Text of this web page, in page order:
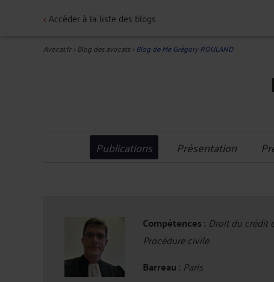
<Accéder à la liste des blogs
Avocat.fr>Blog des avocats>Blog de Me Grégory ROULAND
Publications Présentation
Compétences : Droit du crédit
Procédure civile
Barreau : Paris